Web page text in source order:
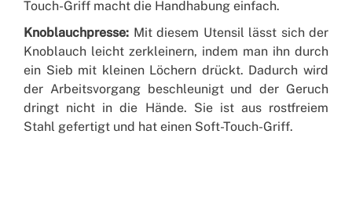
Touch-Griff macht die Handhabung einfach.
Knoblauchpresse: Mit diesem Utensil lässt sich der
Knoblauch leicht zerkleinern, indem man ihn durch
ein Sieb mit kleinen Löchern drückt. Dadurch wird
der Arbeitsvorgang beschleunigt und der Geruch
dringt nicht in die Hände. Sie ist aus rostfreiem
Stahl gefertigt und hat einen Soft-Touch-Griff.